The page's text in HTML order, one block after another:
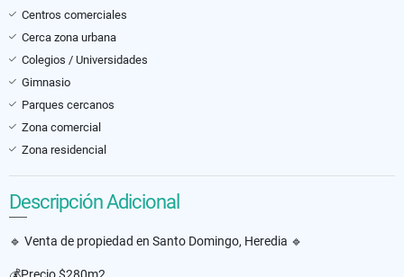
Centros comerciales
Cerca zona urbana
Colegios / Universidades
Gimnasio
Parques cercanos
Zona comercial
Zona residencial
Descripción Adicional
🔹 Venta de propiedad en Santo Domingo, Heredia 🔹